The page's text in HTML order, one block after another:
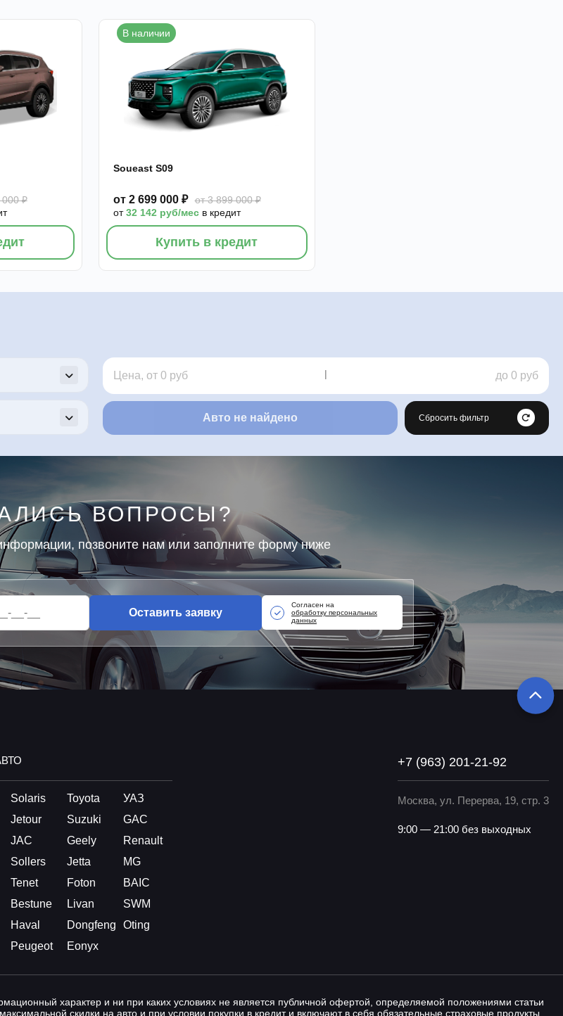
000 ₽
В наличии
Soueast S09
от 2 699 000 ₽
от 3 899 000 ₽
от32 142 руб/месв кредит
Купить в кредит
|
Авто не найдено Сбросить фильтр
ВОПРОСЫ?
позвоните нам или заполните форму ниже
Оставить заявку
Согласен на
обработку персональных
данных
Solaris Toyota
УАЗ
Jetour Suzuki
GAC
JAC Geely
Renault
Sollers Jetta
MG
Tenet Foton
BAIC
Bestune Livan
SWM
Haval Dongfeng
Oting
Peugeot Eonyx
+7 (963) 201-21-92
Москва, ул. Перерва, 19, стр. 3
9:00 — 21:00 без выходных
характер и ни при каких условиях не является публичной офертой, определяемой положениями статьи
скидки на авто и при условии покупки в кредит и включают в себя обязательные страховые продукты,